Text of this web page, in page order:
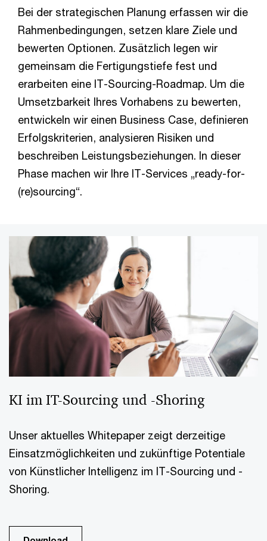
Bei der strategischen Planung erfassen wir die
Rahmenbedingungen, setzen klare Ziele und
bewerten Optionen. Zusätzlich legen wir
gemeinsam die Fertigungstiefe fest und
erarbeiten eine IT-Sourcing-Roadmap. Um die
Umsetzbarkeit Ihres Vorhabens zu bewerten,
entwickeln wir einen Business Case, definieren
Erfolgskriterien, analysieren Risiken und
beschreiben Leistungsbeziehungen. In dieser
Phase machen wir Ihre IT-Services „ready-for-
(re)sourcing“.
KI im IT-Sourcing und -Shoring
Unser aktuelles Whitepaper zeigt derzeitige
Einsatzmöglichkeiten und zukünftige Potentiale
von Künstlicher Intelligenz im IT-Sourcing und -
Shoring.